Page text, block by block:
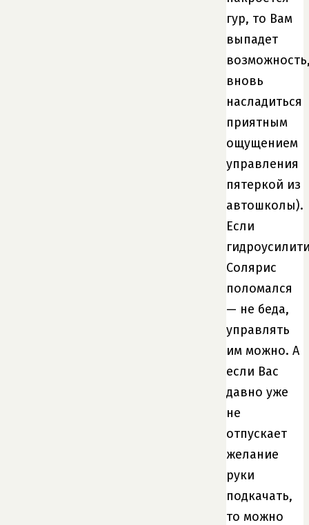
гур, то Вам
выпадет
вновь
насладиться
приятным
ощущением
управления
пятеркой из
автошколы).
Если
Солярис
поломался
— не беда,
управлять
им можно. А
если Вас
давно уже
не
отпускает
желание
руки
подкачать,
то можно